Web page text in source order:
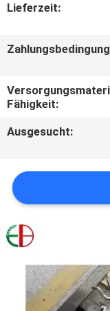
SIE
UNS
VERBINDUNG
FORDERN
SIE
EIN
ZITAT
Lieferzeit:
Fähigkeit:
Ausgesucht: